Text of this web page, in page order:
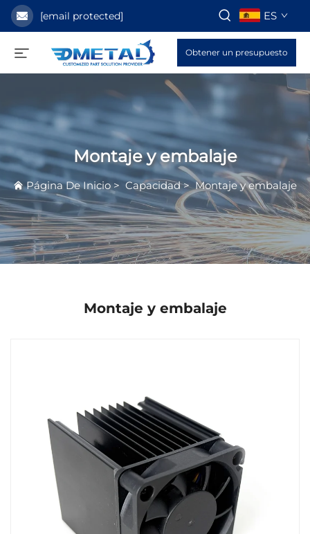
[email protected] ES
Obtener un presupuesto
Montaje y embalaje
Página De Inicio >Capacidad>Montaje y embalaje
Montaje y embalaje